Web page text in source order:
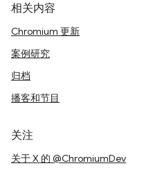
相关内容
Chromium 更新
案例研究
归档
播客和节目
关注
关于 X 的 @ChromiumDev